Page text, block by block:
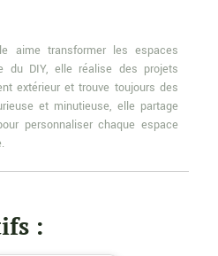
aime transformer les espaces
du DIY, elle réalise des projets
extérieur et trouve toujours des
et minutieuse, elle partage
personnaliser chaque espace
: